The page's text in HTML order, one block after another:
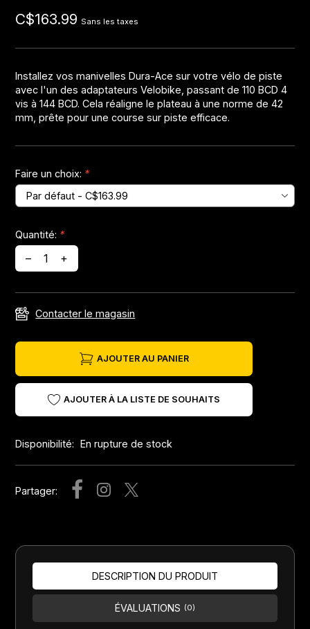
C$163.99 Sans les taxes
Installez vos manivelles Dura-Ace sur votre vélo de piste
avec l'un des adaptateurs Velobike, passant de 110 BCD 4
vis à 144 BCD. Cela réaligne le plateau à une norme de 42
mm, prête pour une course sur piste efficace.
Faire un choix: *
Quantité: *
– +
Contacter le magasin
AJOUTER AU PANIER
AJOUTER À LA LISTE DE SOUHAITS
Disponibilité: En rupture de stock
Partager:
DESCRIPTION DU PRODUIT
ÉVALUATIONS (0)
Guide Chaine